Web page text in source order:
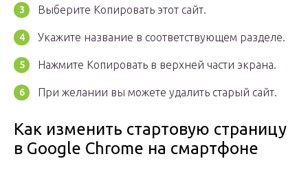
Выберите Копировать этот сайт.
Укажите название в соответствующем разделе.
Нажмите Копировать в верхней части экрана.
При желании вы можете удалить старый сайт.
Как изменить стартовую страницу
в Google Chrome на смартфоне